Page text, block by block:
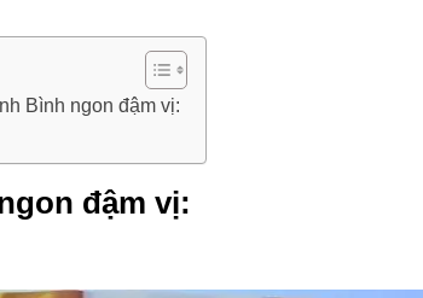
Bình ngon đậm vị:
đậm vị: